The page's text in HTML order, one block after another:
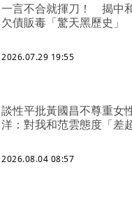
一言不合就揮刀！ 揭中
欠債販毒「驚天黑歷史」
2026.07.29 19:55
談性平批黃國昌不尊重
洋：對我和范雲態度「差
2026.08.04 08:57